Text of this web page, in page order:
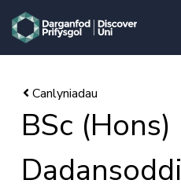
skip to main content
BSc (Hons)
Dadansoddi